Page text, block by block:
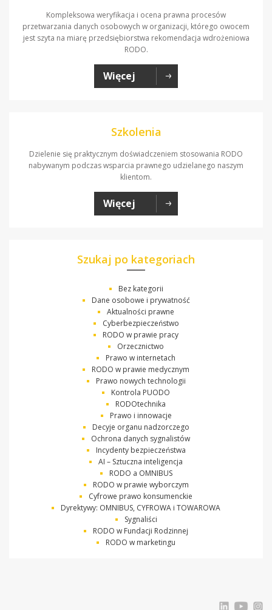
Kompleksowa weryfikacja i ocena prawna procesów
przetwarzania danych osobowych w organizacji, którego owocem
jest szyta na miarę przedsiębiorstwa rekomendacja wdrożeniowa
RODO.
Więcej
Szkolenia
Dzielenie się praktycznym doświadczeniem stosowania RODO
nabywanym podczas wsparcia prawnego udzielanego naszym
klientom.
Więcej
Szukaj po kategoriach
Bez kategorii
Dane osobowe i prywatność
Aktualności prawne
Cyberbezpieczeństwo
RODO w prawie pracy
Orzecznictwo
Prawo w internetach
RODO w prawie medycznym
Prawo nowych technologii
Kontrola PUODO
RODOtechnika
Prawo i innowacje
Decyje organu nadzorczego
Ochrona danych sygnalistów
Incydenty bezpieczeństwa
AI – Sztuczna inteligencja
RODO a OMNIBUS
RODO w prawie wyborczym
Cyfrowe prawo konsumenckie
Dyrektywy: OMNIBUS, CYFROWA i TOWAROWA
Sygnaliści
RODO w Fundacji Rodzinnej
RODO w marketingu